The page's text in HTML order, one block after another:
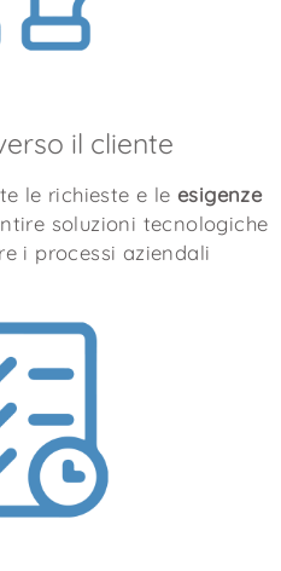
il cliente
le richieste e le esigenze
soluzioni tecnologiche
i processi aziendali